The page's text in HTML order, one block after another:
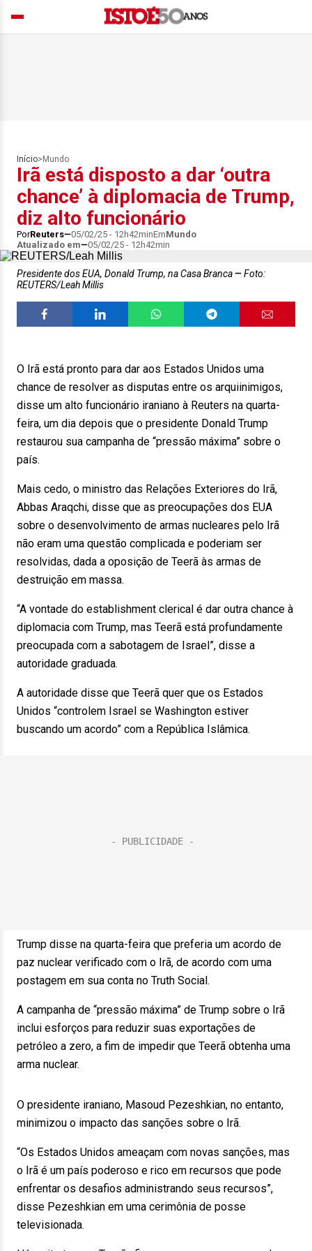
Início> Mundo
Irã está disposto a dar ‘outra
chance’ à diplomacia de Trump,
diz alto funcionário
PorReuters 05/02/25 - 12h42minEmMundo
Atualizado em
05/02/25 - 12h42min
Presidente dos EUA, Donald Trump, na Casa Branca
Foto:
REUTERS/Leah Millis
O Irã está pronto para dar aos Estados Unidos uma
chance de resolver as disputas entre os arquiinimigos,
disse um alto funcionário iraniano à Reuters na quarta-
feira, um dia depois que o presidente Donald Trump
restaurou sua campanha de “pressão máxima” sobre o
país.
Mais cedo, o ministro das Relações Exteriores do Irã,
Abbas Araqchi, disse que as preocupações dos EUA
sobre o desenvolvimento de armas nucleares pelo Irã
não eram uma questão complicada e poderiam ser
resolvidas, dada a oposição de Teerã às armas de
destruição em massa.
“A vontade do establishment clerical é dar outra chance à
diplomacia com Trump, mas Teerã está profundamente
preocupada com a sabotagem de Israel”, disse a
autoridade graduada.
A autoridade disse que Teerã quer que os Estados
Unidos “controlem Israel se Washington estiver
buscando um acordo” com a República Islâmica.
Trump disse na quarta-feira que preferia um acordo de
paz nuclear verificado com o Irã, de acordo com uma
postagem em sua conta no Truth Social.
A campanha de “pressão máxima” de Trump sobre o Irã
inclui esforços para reduzir suas exportações de
petróleo a zero, a fim de impedir que Teerã obtenha uma
arma nuclear.
O presidente iraniano, Masoud Pezeshkian, no entanto,
minimizou o impacto das sanções sobre o Irã.
“Os Estados Unidos ameaçam com novas sanções, mas
o Irã é um país poderoso e rico em recursos que pode
enfrentar os desafios administrando seus recursos”,
disse Pezeshkian em uma cerimônia de posse
televisionada.